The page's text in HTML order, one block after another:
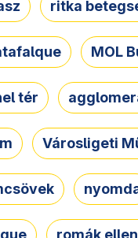
ritka
MOL
tér
Városligeti
romák